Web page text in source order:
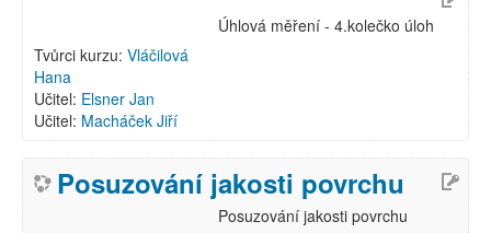
Úhlová měření - 4.kolečko úloh
Tvůrci kurzu: Vláčilová
Hana
Učitel: Elsner Jan
Učitel: Macháček Jiří
Posuzování jakosti povrchu
Posuzování jakosti povrchu